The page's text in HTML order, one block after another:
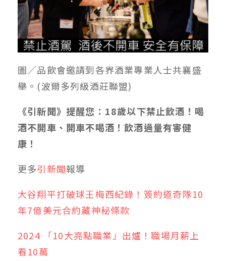
圖／品飲會邀請到各界酒業專業人士共襄盛
舉。(波爾多列級酒莊聯盟)
《引新聞》提醒您：18歲以下禁止飲酒！喝
酒不開車、開車不喝酒！飲酒過量有害健
康！
更多引新聞報導
大谷翔平打破球王梅西紀錄！簽約道奇隊10
年7億美元合約藏神秘條款
2024 「10大亮點職業」出爐！職場月薪上
看10萬